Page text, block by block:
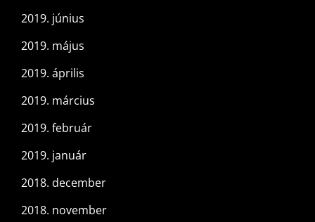
2019. június
2019. május
2019. április
2019. március
2019. február
2019. január
2018. december
2018. november